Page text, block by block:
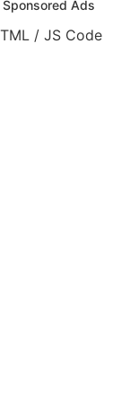
Sponsored Ads
/ JS Code